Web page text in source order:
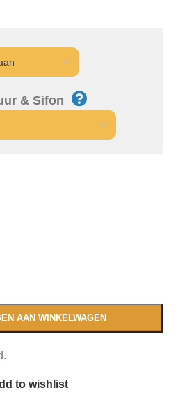
& Sifon
AAN WINKELWAGEN
to wishlist